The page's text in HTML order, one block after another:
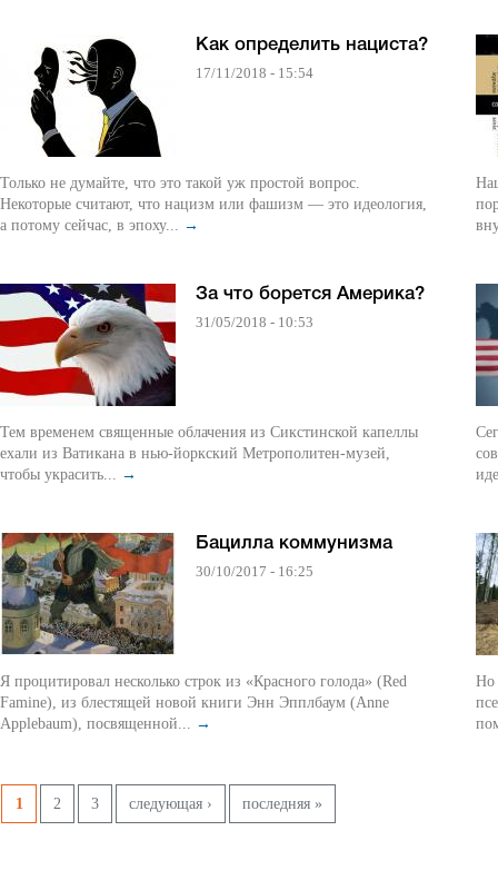
Как определить нациста?
17/11/2018 - 15:54
Только не думайте, что это такой уж простой вопрос.
Некоторые считают, что нацизм или фашизм — это идеология,
а потому сейчас, в эпоху... →
За что борется Америка?
31/05/2018 - 10:53
Тем временем священные облачения из Сикстинской капеллы
ехали из Ватикана в нью-йоркский Метрополитен-музей,
чтобы украсить... →
Бацилла коммунизма
30/10/2017 - 16:25
Я процитировал несколько строк из «Красного голода» (Red
Famine), из блестящей новой книги Энн Эпплбаум (Anne
Applebaum), посвященной... →
Но
Pages
1 2 3 следующая › последняя »